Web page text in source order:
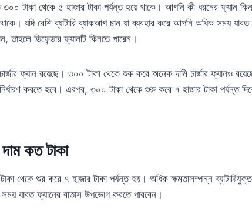
৩০০ টাকা থেকে ৫ হাজার টাকা পর্যন্ত হয়ে থাকে। আপনি কী ধরনের ফ্যান
যদি বেশি ব্যাটারি ব্যাকআপ চান যা ব্যবহার করে আপনি অধিক সময় যাবত
তাহলে ডিফেন্ডার ফ্যানটি কিনতে পারেন।
ফ্যান রয়েছে। ৩০০ টাকা থেকে শুরু করে অনেক দামি চার্জার ফ্যানও
করতে হবে। এরপর, ৩০০ টাকা থেকে শুরু করে ৭ হাজার টাকা পর্যন্ত
দাম কত টাকা
থেকে শুর করে ৭ হাজার টাকা পর্যন্ত হয়। অধিক ক্ষমতাসম্পন্ন ব্যাটারিযুক্ত
যাবত ফ্যানের বাতাস উপভোগ করতে পারবেন।